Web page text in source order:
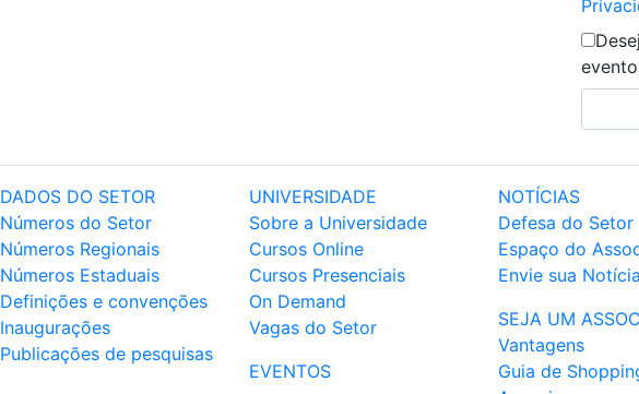
DADOS DO SETOR
Números do Setor
Números Regionais
Números Estaduais
Definições e convenções
Inaugurações
Publicações de pesquisas
UNIVERSIDADE
Sobre a Universidade
Cursos Online
Cursos Presenciais
On Demand
Vagas do Setor
EVENTOS
NOTÍCIAS
Defesa do Setor
Espaço do
Envie sua Notícia
SEJA UM
Vantagens
Guia de